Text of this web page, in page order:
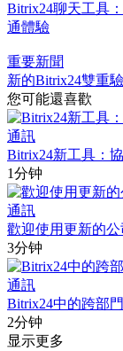
Bitrix24聊天工具
通體驗
重要新聞
新的Bitrix24雙重
您可能還喜歡
通訊
Bitrix24新工具：
1分钟
通訊
歡迎使用更新的
3分钟
通訊
Bitrix24中的跨部
2分钟
显示更多